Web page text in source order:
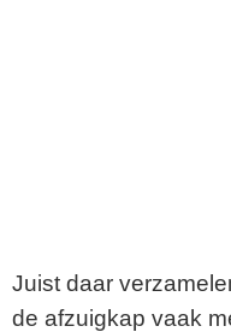
Juist daar
de afzuigkap vaak